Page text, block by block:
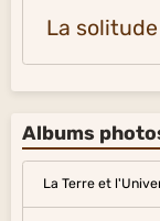
La
Albums
La Terre et